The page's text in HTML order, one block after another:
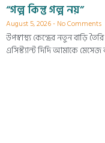
“গল্প কিন্তু গল্প নয়”
August 5, 2026 No Comments
উপস্বাস্থ্য কেন্দ্রের নতুন বাড়ি
এসিস্ট্যান্ট দিদি আমাকে